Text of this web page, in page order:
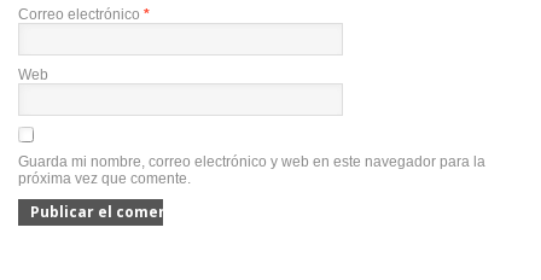
Correo electrónico *
Web
Guarda mi nombre, correo electrónico y web en este navegador para la
próxima vez que comente.